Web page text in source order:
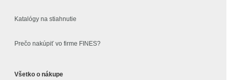
Katalógy na stiahnutie
Prečo nakúpiť vo firme FINES?
Všetko o nákupe